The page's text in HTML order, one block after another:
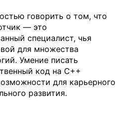
говорить о том, что
— это
специалист, чья
для множества
Умение писать
код на C++
для карьерного
развития.